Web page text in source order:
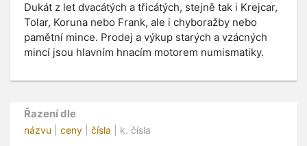
Dukát z let dvacátých a třicátých, stejně tak i Krejcar,
Tolar, Koruna nebo Frank, ale i chyboražby nebo
pamětní mince. Prodej a výkup starých a vzácných
mincí jsou hlavním hnacím motorem numismatiky.
Řazení dle
názvu ceny čísla | k. čísla